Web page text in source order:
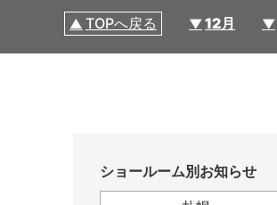
TOPへ戻る 12月
ショールーム別お知らせ